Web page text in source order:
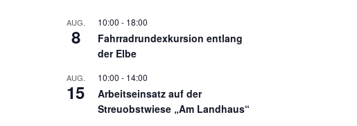
AUG.
8
10:00 - 18:00
Fahrradrundexkursion entlang
der Elbe
AUG.
15
10:00 - 14:00
Arbeitseinsatz auf der
Streuobstwiese „Am Landhaus“